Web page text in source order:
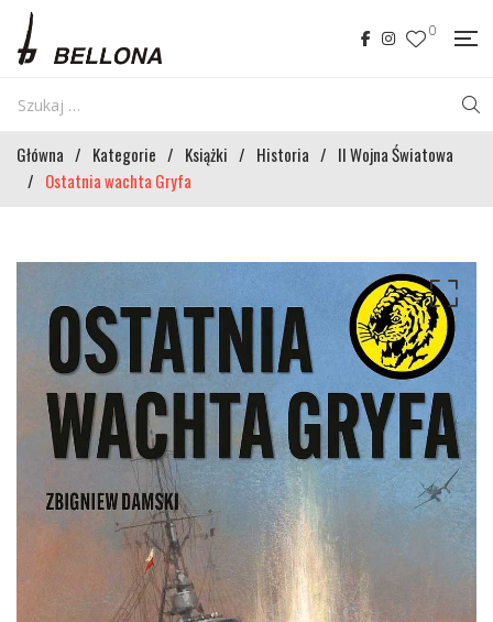
0
Główna / Kategorie / Książki / Historia / II Wojna Światowa
/ Ostatnia wachta Gryfa